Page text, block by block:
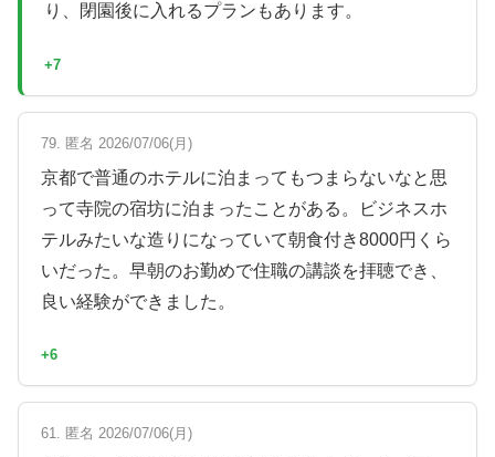
り、閉園後に入れるプランもあります。
+7
79. 匿名 2026/07/06(月)
京都で普通のホテルに泊まってもつまらないなと思
って寺院の宿坊に泊まったことがある。ビジネスホ
テルみたいな造りになっていて朝食付き8000円くら
いだった。早朝のお勤めで住職の講談を拝聴でき、
良い経験ができました。
+6
61. 匿名 2026/07/06(月)